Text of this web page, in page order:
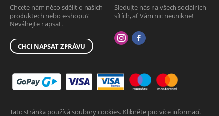
Chcete nám něco sdělit o našich
produktech nebo e-shopu?
Neváhejte napsat.
CHCI NAPSAT ZPRÁVU
Sledujte nás na všech sociálních
sítích, ať Vám nic neunikne!
Tato stránka používá soubory cookies. Klikněte pro více informací.